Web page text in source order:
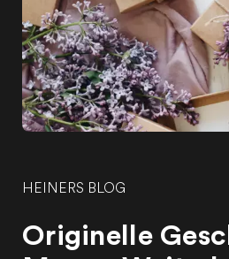
HEINERS BLOG
Originelle